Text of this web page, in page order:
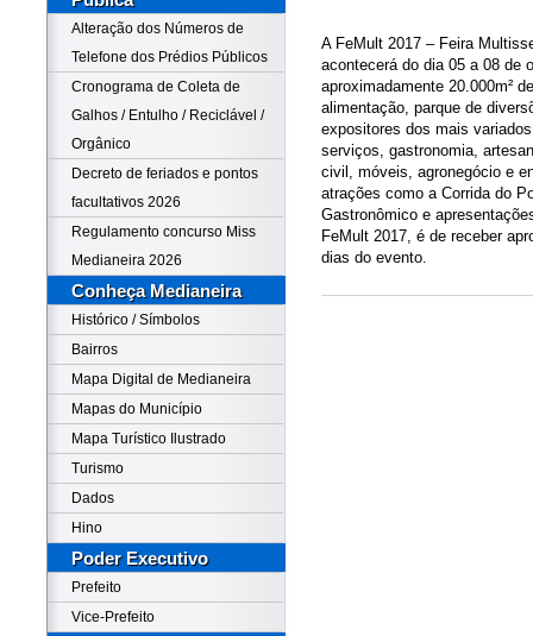
Alteração dos Números de
Telefone dos Prédios Públicos
Cronograma de Coleta de
Galhos / Entulho / Reciclável /
Orgânico
Decreto de feriados e pontos
facultativos 2026
Regulamento concurso Miss
Medianeira 2026
Conheça Medianeira
Histórico / Símbolos
Bairros
Mapa Digital de Medianeira
Mapas do Município
Mapa Turístico Ilustrado
Turismo
Dados
Hino
Poder Executivo
Prefeito
Vice-Prefeito
A FeMult 2017 – Feira
acontecerá do dia 05 a 08 de
aproximadamente 20.000m²
alimentação, parque de
expositores dos mais
serviços, gastronomia,
civil, móveis, agronegócio e
atrações como a Corrida do
Gastronômico e
FeMult 2017, é de receber
dias do evento.